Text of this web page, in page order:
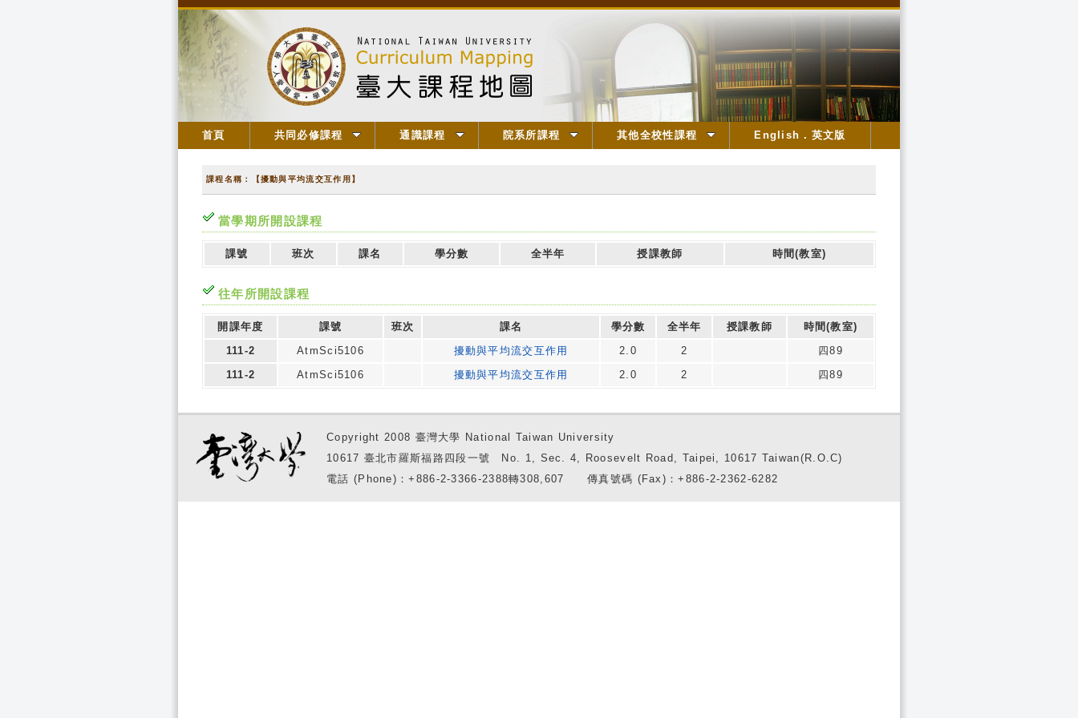
首頁 共同必修課程 通識課程 院系所課程 其他全校性課程 English．英文版
課程名稱：【擾動與平均流交互作用】
當學期所開設課程
課號 班次 課名 學分數 全半年 授課教師 時間(教室)
往年所開設課程
開課年度 課號 班次 課名 學分數 全半年 授課教師
時間(教室)
111-2
AtmSci5106 擾動與平均流交互作用 2.0 2
四89
111-2
AtmSci5106 擾動與平均流交互作用 2.0 2 四89
Copyright 2008 臺灣大學 National Taiwan University
10617 臺北市羅斯福路四段一號 No. 1, Sec. 4, Roosevelt Road, Taipei, 10617 Taiwan(R.O.C)
電話 (Phone)：+886-2-3366-2388轉308,607 傳真號碼 (Fax)：+886-2-2362-6282